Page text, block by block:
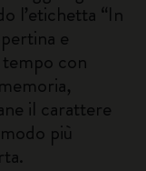
l’etichetta “In
e
con
il carattere
più